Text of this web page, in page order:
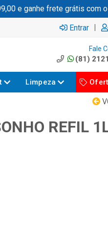
e ganhe frete grátis com o
Entrar |
Fale
(81)
Limpeza
REFIL